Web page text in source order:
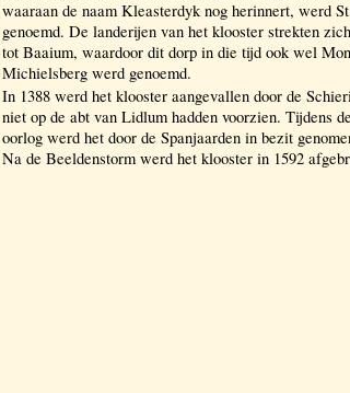
waaraan de naam Kleasterdyk nog herinnert, werd
genoemd. De landerijen van het klooster strekten
tot Baaium, waardoor dit dorp in die tijd ook wel
Michielsberg werd genoemd.
In 1388 werd het klooster aangevallen door de
niet op de abt van Lidlum hadden voorzien. Tijdens
oorlog werd het door de Spanjaarden in bezit
Na de Beeldenstorm werd het klooster in 1592